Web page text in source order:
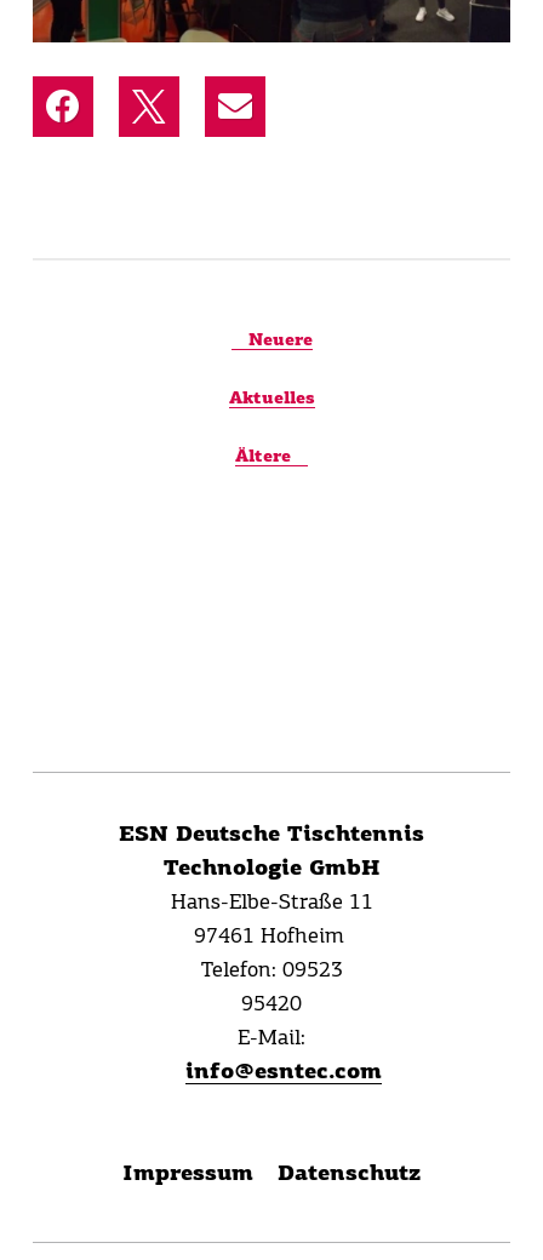
Neuere
Aktuelles
Ältere
ESN Deutsche Tischtennis
Technologie GmbH
Hans-Elbe-Straße 11
97461 Hofheim
Telefon: 09523
95420
E-Mail:
info@esntec.com
Impressum Datenschutz